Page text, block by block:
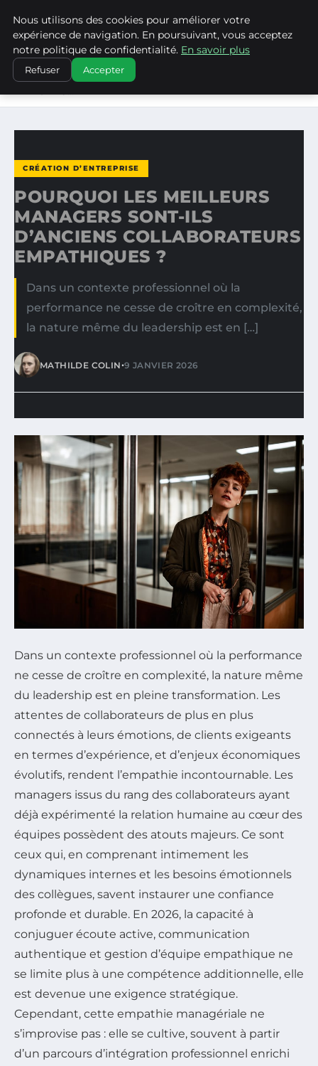
WP CAPE
ACCUEIL
CRÉATION D’ENTREPRISE
POURQUOI LES MEILLEURS MANAGERS SONT-ILS
CRÉATION D’ENTREPRISE
POURQUOI LES MEILLEURS
MANAGERS SONT-ILS
D’ANCIENS COLLABORATEURS
EMPATHIQUES ?
Dans un contexte professionnel où la
performance ne cesse de croître en complexité,
la nature même du leadership est en […]
MATHILDE COLIN•9 JANVIER 2026
Dans un contexte professionnel où la performance
ne cesse de croître en complexité, la nature même
du leadership est en pleine transformation. Les
attentes de collaborateurs de plus en plus
connectés à leurs émotions, de clients exigeants
en termes d’expérience, et d’enjeux économiques
évolutifs, rendent l’empathie incontournable. Les
managers issus du rang des collaborateurs ayant
déjà expérimenté la relation humaine au cœur des
équipes possèdent des atouts majeurs. Ce sont
ceux qui, en comprenant intimement les
dynamiques internes et les besoins émotionnels
des collègues, savent instaurer une confiance
profonde et durable. En 2026, la capacité à
conjuguer écoute active, communication
authentique et gestion d’équipe empathique ne
se limite plus à une compétence additionnelle, elle
est devenue une exigence stratégique.
Cependant, cette empathie managériale ne
s’improvise pas : elle se cultive, souvent à partir
d’un parcours d’intégration professionnel enrichi
Nous utilisons des cookies pour améliorer votre
expérience de navigation. En poursuivant, vous acceptez
notre politique de confidentialité. En savoir plus
Refuser Accepter